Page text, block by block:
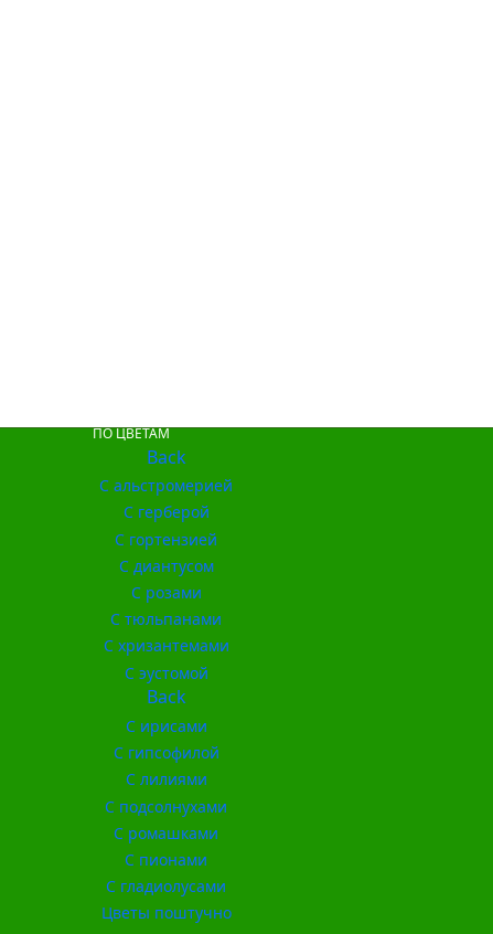
ПО ЦВЕТАМ
Back
С альстромерией
С герберой
С гортензией
С диантусом
С розами
С тюльпанами
С хризантемами
С эустомой
Back
С ирисами
С гипсофилой
С лилиями
С подсолнухами
С ромашками
С пионами
С гладиолусами
Цветы поштучно